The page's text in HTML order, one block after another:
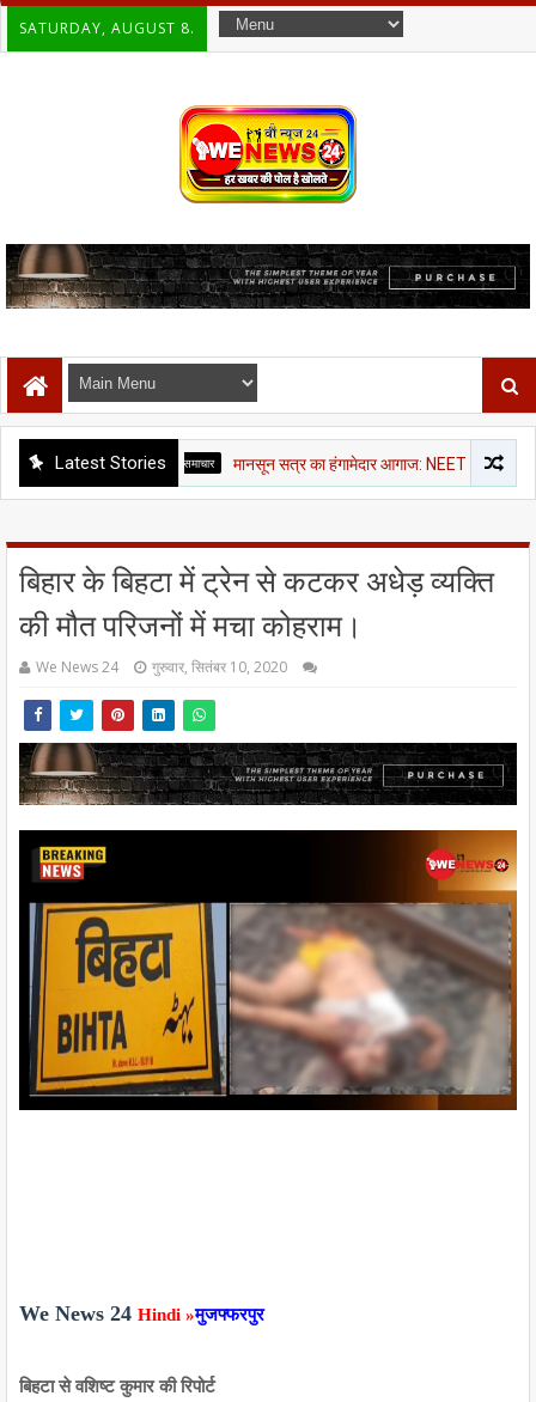
SATURDAY, AUGUST 8.
Latest Stories
राजनीती समाचार मानसून सत्र का हंगामेदार आगाज: NEET, राम मंदिर चंदा और CJP
बिहार के बिहटा में ट्रेन से कटकर अधेड़ व्यक्ति
की मौत परिजनों में मचा कोहराम।
We News 24 गुरुवार, सितंबर 10, 2020
We News 24 Hindi »मुजफ्फरपुर
बिहटा से वशिष्ट कुमार की रिपोर्ट